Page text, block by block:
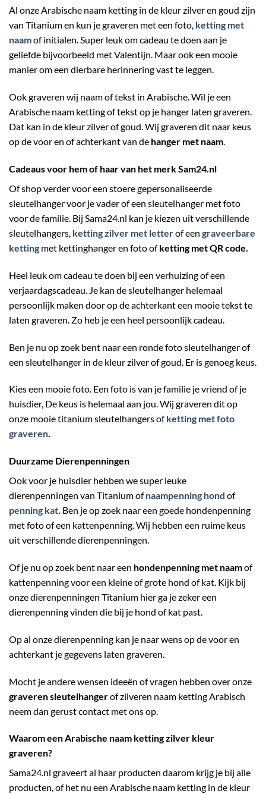
Al onze Arabische naam ketting in de kleur zilver en goud zijn
van Titanium en kun je graveren met een foto, ketting met
naamof initialen. Super leuk om cadeau te doen aan je
geliefde bijvoorbeeld met Valentijn. Maar ook een mooie
manier om een dierbare herinnering vast te leggen.
Ook graveren wij naam of tekst in Arabische. Wil je een
Arabische naam ketting of tekst op je hanger laten graveren.
Dat kan in de kleur zilver of goud. Wij graveren dit naar keus
op de voor en of achterkant van de hanger met naam.
Cadeaus voor hem of haar van het merk Sam24.nl
Of shop verder voor een stoere gepersonaliseerde
sleutelhanger voor je vader of een sleutelhanger met foto
voor de familie. Bij Sama24.nl kan je kiezen uit verschillende
sleutelhangers, ketting zilver met letterof een graveerbare
ketting met kettinghanger en foto ofketting met QR code.
Heel leuk om cadeau te doen bij een verhuizing of een
verjaardagscadeau. Je kan de sleutelhanger helemaal
persoonlijk maken door op de achterkant een mooie tekst te
laten graveren. Zo heb je een heel persoonlijk cadeau.
Ben je nu op zoek bent naar een ronde foto sleutelhanger of
een sleutelhanger in de kleur zilver of goud. Er is genoeg keus.
Kies een mooie foto. Een foto is van je familie je vriend of je
huisdier, De keus is helemaal aan jou. Wij graveren dit op
onze mooie titanium sleutelhangers ofketting met foto
graveren.
Duurzame Dierenpenningen
Ook voor je huisdier hebben we super leuke
dierenpenningen van Titanium ofnaampenning hond of
penning kat. Ben je op zoek naar een goede hondenpenning
met foto of een kattenpenning. Wij hebben een ruime keus
uit verschillende dierenpenningen.
Of je nu op zoek bent naar een hondenpenning met naamof
kattenpenning voor een kleine of grote hond of kat. Kijk bij
onze dierenpenningen Titanium hier ga je zeker een
dierenpenning vinden die bij je hond of kat past.
Op al onze dierenpenning kan je naar wens op de voor en
achterkant je gegevens laten graveren.
Mocht je andere wensen ideeën of vragen hebben over onze
graveren sleutelhangerof zilveren naam ketting Arabisch
neem dan gerust contact met ons op.
Waarom een Arabische naam ketting zilver kleur
graveren?
Sama24.nl graveert al haar producten daarom krijg je bij alle
producten, of het nu een Arabische naam ketting in de kleur